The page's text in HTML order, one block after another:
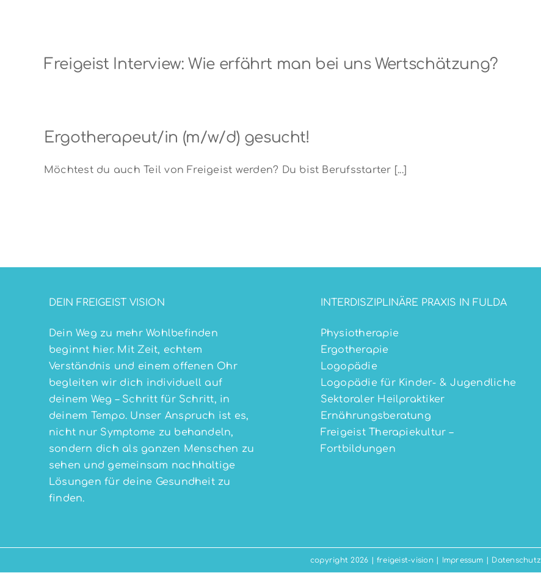
Freigeist Interview: Wie erfährt man bei uns Wertschätzung?
Ergotherapeut/in (m/w/d) gesucht!
Möchtest du auch Teil von Freigeist werden? Du bist Berufsstarter [...]
DEIN FREIGEIST VISION
Dein Weg zu mehr Wohlbefinden
beginnt hier. Mit Zeit, echtem
Verständnis und einem offenen Ohr
begleiten wir dich individuell auf
deinem Weg – Schritt für Schritt, in
deinem Tempo. Unser Anspruch ist es,
nicht nur Symptome zu behandeln,
sondern dich als ganzen Menschen zu
sehen und gemeinsam nachhaltige
Lösungen für deine Gesundheit zu
finden.
INTERDISZIPLINÄRE PRAXIS IN FULDA
Physiotherapie
Ergotherapie
Logopädie
Logopädie für Kinder- & Jugendliche
Sektoraler Heilpraktiker
Ernährungsberatung
Freigeist Therapiekultur –
Fortbildungen
copyright 2026 | freigeist-vision | Impressum Datenschutz